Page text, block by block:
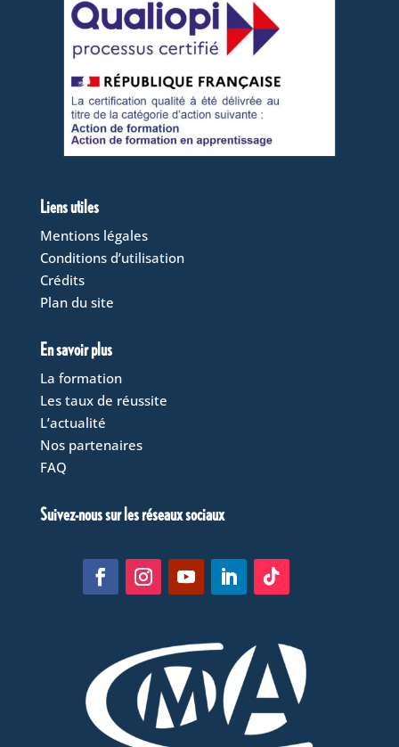
Liens utiles
Mentions légales
Conditions d’utilisation
Crédits
Plan du site
En savoir plus
La formation
Les taux de réussite
L’actualité
Nos partenaires
FAQ
Suivez-nous sur les réseaux sociaux